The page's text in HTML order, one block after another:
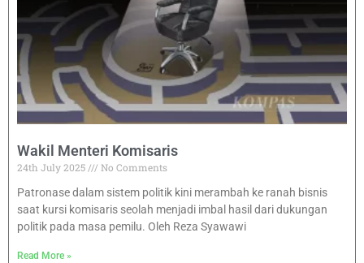
Wakil Menteri Komisaris
24th July 2025
No Comments
Patronase dalam sistem politik kini merambah ke ranah bisnis
saat kursi komisaris seolah menjadi imbal hasil dari dukungan
politik pada masa pemilu. Oleh Reza Syawawi
Read More »